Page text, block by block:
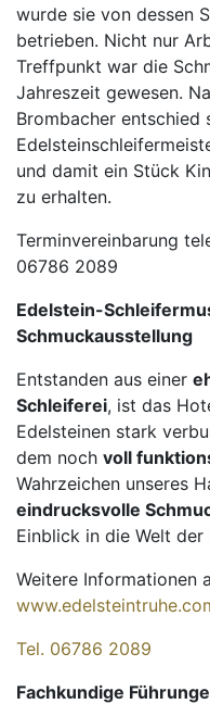
wurde sie von dessen
betrieben. Nicht nur
Treffpunkt war die
Jahreszeit gewesen.
Brombacher entschied
und damit ein Stück
zu erhalten.
Terminvereinbarung
06786 2089
Edelstein-
Schmuckausstellung
Entstanden aus einer
Schleiferei, ist das
Edelsteinen stark
dem noch voll
Wahrzeichen unseres
eindrucksvolle
Einblick in die Welt
Weitere Informationen
Tel. 06786 2089
Fachkundige